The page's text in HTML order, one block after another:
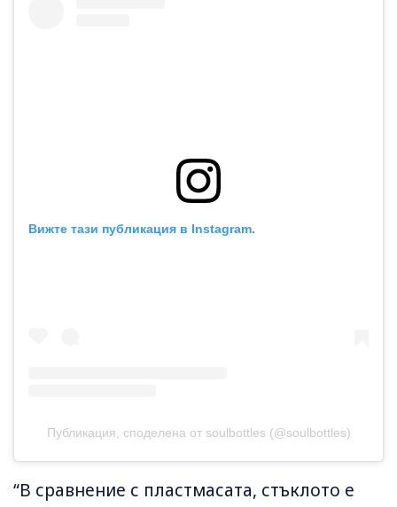
Вижте тази публикация в Instagram.
Публикация, споделена от soulbottles (@soulbottles)
“В сравнение с пластмасата, стъклото е